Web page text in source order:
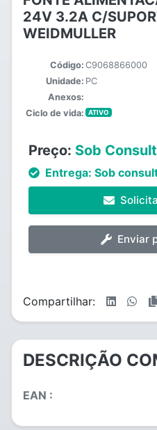
24V 3.2A C/
WEIDMULLER
Código: C9068866000
Unidade: PC
Anexos:
Ciclo de vida:
ATIVO
Preço: Sob
Entrega: Sob
Enviar
Compartilhar:
DESCRIÇÃO
EAN :